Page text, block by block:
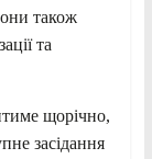
також
та
щорічно,
засідання